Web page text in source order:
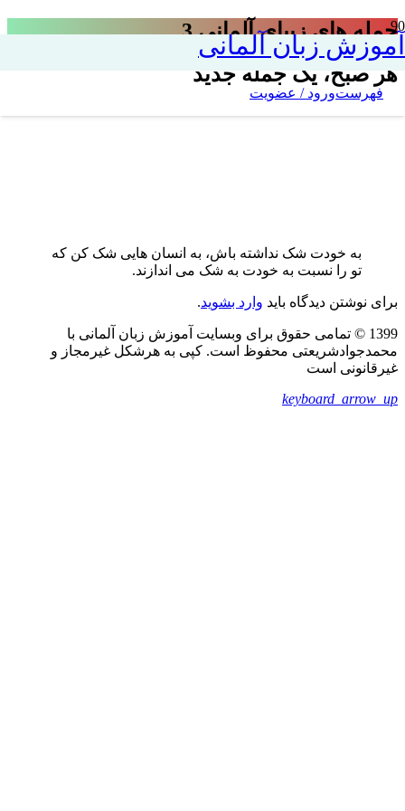
آموزش زبان آلمانی
فهرستورود / عضویت
جمله های زیبای آلمانی 3
هر صبح، یک جمله جدید
به خودت شک نداشته باش، به انسان هایی شک کن که
تو را نسبت به خودت به شک می اندازند.
برای نوشتن دیدگاه باید وارد بشوید.
1399 © تمامی حقوق برای وبسایت آموزش زبان آلمانی با
محمدجوادشریعتی محفوظ است. کپی به هرشکل غیرمجاز و
غیرقانونی است
keyboard_arrow_up